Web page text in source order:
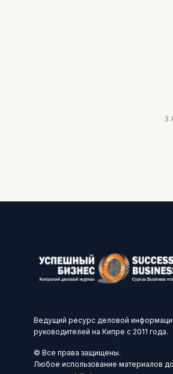
Ведущий ресурс деловой
руководителей на Кипре с 2011 года.
© Все права защищены.
Любое использование материалов